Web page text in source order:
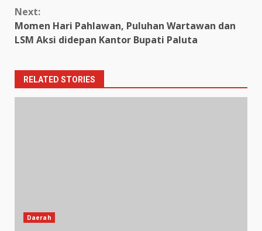
Next:
Momen Hari Pahlawan, Puluhan Wartawan dan
LSM Aksi didepan Kantor Bupati Paluta
RELATED STORIES
Daerah